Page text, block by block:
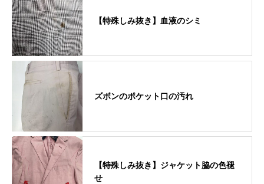
【特殊しみ抜き】血液のシミ
ズボンのポケット口の汚れ
【特殊しみ抜き】ジャケット脇の色褪
せ